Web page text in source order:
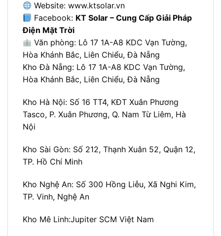
Website:www.ktsolar.vn
Facebook: KT Solar – Cung Cấp Giải Pháp
Điện Mặt Trời
Văn phòng: Lô 17 1A-A8 KDC Vạn Tường,
Hòa Khánh Bắc, Liên Chiểu, Đà Nẵng
Kho Đà Nẵng: Lô 17 1A-A8 KDC Vạn Tường,
Hòa Khánh Bắc, Liên Chiểu, Đà Nẵng
Kho Hà Nội: Số 16 TT4, KĐT Xuân Phương
Tasco, P. Xuân Phương, Q. Nam Từ Liêm, Hà
Nội
Kho Sài Gòn: Số 212, Thạnh Xuân 52, Quận 12,
TP. Hồ Chí Minh
Kho Nghệ An: Số 300 Hồng Liễu, Xã Nghi Kim,
TP. Vinh, Nghệ An
Kho Mê Linh:Jupiter SCM Việt Nam